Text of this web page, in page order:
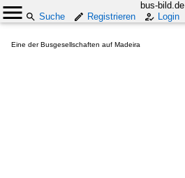
bus-bild.de
Suche
Registrieren Login
Eine der Busgesellschaften auf Madeira